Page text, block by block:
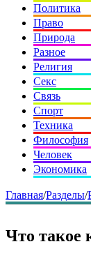
Политика
Право
Природа
Разное
Религия
Секс
Связь
Спорт
Техника
Философия
Человек
Экономика
Главная/Разделы/
Что такое